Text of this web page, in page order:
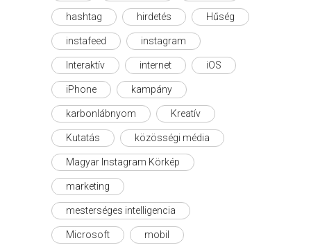
hashtag hirdetés Hűség
instafeed instagram
Interaktív internet iOS
iPhone kampány
karbonlábnyom Kreatív
Kutatás közösségi média
Magyar Instagram Körkép
marketing
mesterséges intelligencia
Microsoft mobil